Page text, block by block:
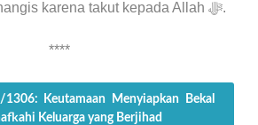
2. Keutamaan menangis karena takut kepada Allah ﷻ.
****
Keutamaan Menyiapkan Bekal
Keluarga yang Berjihad